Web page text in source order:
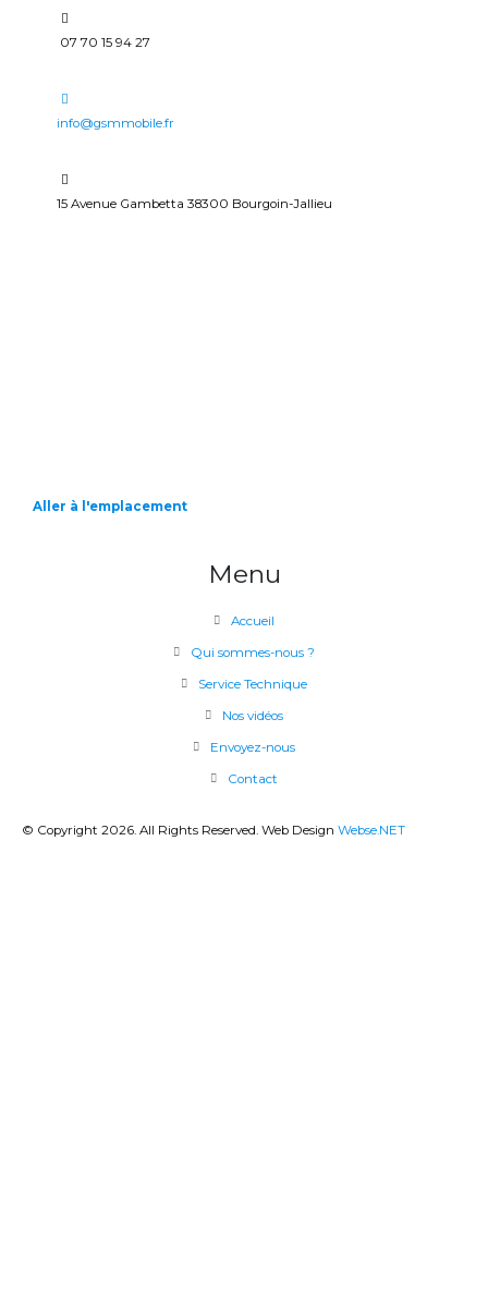
07 70 15 94 27
info@gsmmobile.fr
15 Avenue Gambetta 38300 Bourgoin-Jallieu
Aller à l'emplacement
Menu
Accueil
Qui sommes-nous ?
Service Technique
Nos vidéos
Envoyez-nous
Contact
© Copyright 2026. All Rights Reserved. Web Design Webse.NET